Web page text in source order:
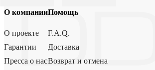
О компании
О проекте
Гарантии
Пресса о нас
Помощь
F.A.Q.
Доставка
Возврат и отмена